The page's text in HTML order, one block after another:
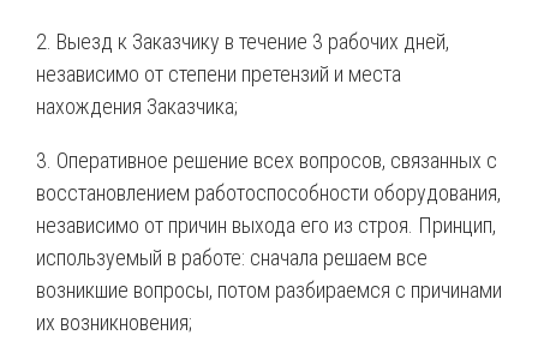
2. Выезд к Заказчику в течение 3 рабочих дней,
независимо от степени претензий и места
нахождения Заказчика;
3. Оперативное решение всех вопросов, связанных с
восстановлением работоспособности оборудования,
независимо от причин выхода его из строя. Принцип,
используемый в работе: сначала решаем все
возникшие вопросы, потом разбираемся с причинами
их возникновения;